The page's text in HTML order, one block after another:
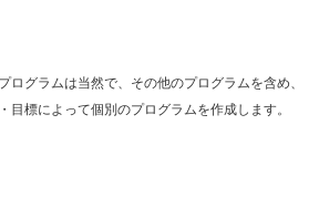
グラムは当然で、その他のプログラムを含め、
目標によって個別のプログラムを作成します。